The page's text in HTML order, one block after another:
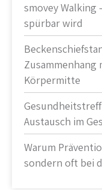
smovey Walking
spürbar wird
Körpermitte
Austausch im
Warum
sondern oft bei